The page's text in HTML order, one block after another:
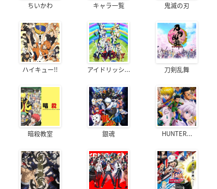
ちいかわ キャラ一覧 鬼滅の刃
ハイキュー!! アイドリッシ... 刀剣乱舞
暗殺教室 銀魂 HUNTER...